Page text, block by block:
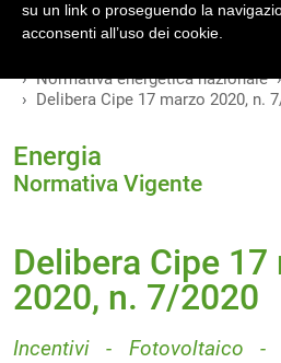
MODIFICHE
Normativa energetica nazionale
Delibera Cipe 17 marzo 2020, n.
Energia
Normativa Vigente
Delibera Cipe 17
2020, n. 7/2020
Incentivi - Fotovoltaico -
su un link o proseguendo la
acconsenti all’uso dei cookie.